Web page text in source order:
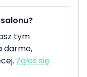
tym
darmo,
Zgłoś się